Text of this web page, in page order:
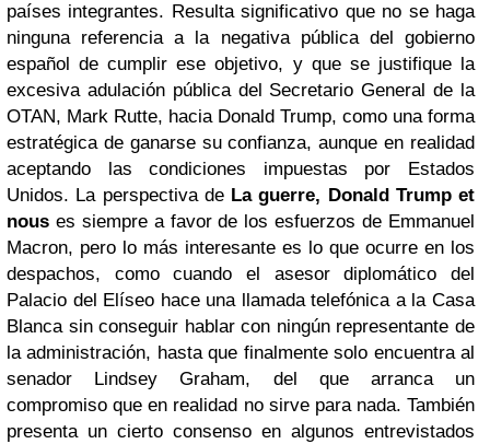
países integrantes. Resulta significativo que no se haga
ninguna referencia a la negativa pública del gobierno
español de cumplir ese objetivo, y que se justifique la
excesiva adulación pública del Secretario General de la
OTAN, Mark Rutte, hacia Donald Trump, como una forma
estratégica de ganarse su confianza, aunque en realidad
aceptando las condiciones impuestas por Estados
Unidos. La perspectiva de La guerre, Donald Trump et
nous es siempre a favor de los esfuerzos de Emmanuel
Macron, pero lo más interesante es lo que ocurre en los
despachos, como cuando el asesor diplomático del
Palacio del Elíseo hace una llamada telefónica a la Casa
Blanca sin conseguir hablar con ningún representante de
la administración, hasta que finalmente solo encuentra al
senador Lindsey Graham, del que arranca un
compromiso que en realidad no sirve para nada. También
presenta un cierto consenso en algunos entrevistados